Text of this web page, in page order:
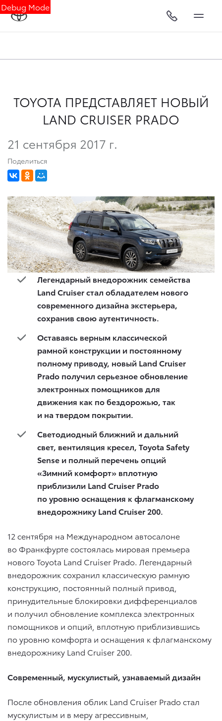
Debug Mode
TOYOTA ПРЕДСТАВЛЯЕТ НОВЫЙ
LAND CRUISER PRADO
21 сентября 2017 г.
Поделиться
Легендарный внедорожник семейства
Land Cruiser стал обладателем нового
современного дизайна экстерьера,
сохранив свою аутентичность.
Оставаясь верным классической
рамной конструкции и постоянному
полному приводу, новый LandCruiser
Prado получил серьезное обновление
электронных помощников для
движения как по бездорожью, так
и на твердом покрытии.
Светодиодный ближний и дальний
свет, вентиляция кресел, Toyota Safety
Sense и полный перечень опций
«Зимний комфорт» вплотную
приблизили LandCruiser Prado
по уровню оснащения к флагманскому
внедорожнику Land Cruiser 200.
12 сентября на Международном автосалоне
во Франкфурте состоялась мировая премьера
нового Toyota Land Cruiser Prado. Легендарный
внедорожник сохранил классическую рамную
конструкцию, постоянный полный привод,
принудительные блокировки дифференциалов
и получил обновление комплекса электронных
помощников и опций, вплотную приблизившись
по уровню комфорта и оснащения к флагманскому
внедорожнику Land Cruiser 200.
Современный, мускулистый, узнаваемый дизайн
После обновления облик Land Cruiser Prado стал
мускулистым и в меру агрессивным,